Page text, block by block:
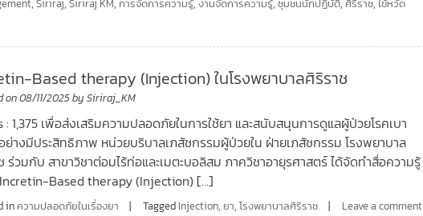
, Siriraj, Siriraj KM, การจัดการความรู้, งานจัดการความรู้, ชุมชนนักปฏิบัติ, ศิริราช, ไข้หวัด
Based therapy (Injection) ในโรงพยาบาลศิริราช
on08/11/2025by Siriraj_KM
: 1,375 เพื่อส่งเสริมความปลอดภัยในการใช้ยา และสนับสนุนการดูแลผู้ป่วยโรคเบา
ย่างมีประสิทธิภาพ หน่วยบริบาลเภสัชกรรมผู้ป่วยใน ฝ่ายเภสัชกรรม โรงพยาบาล
ร่วมกับ สาขาวิชาต่อมไร้ท่อและเมตะบอลิสม ภาควิชาอายุรศาสตร์ ได้จัดทำสื่อความรู้
Incretin-Based therapy (Injection) […]
in ความปลอดภัยในเรื่องยา Tagged Injection, ยา, โรงพยาบาลศิริราช Leave a comment